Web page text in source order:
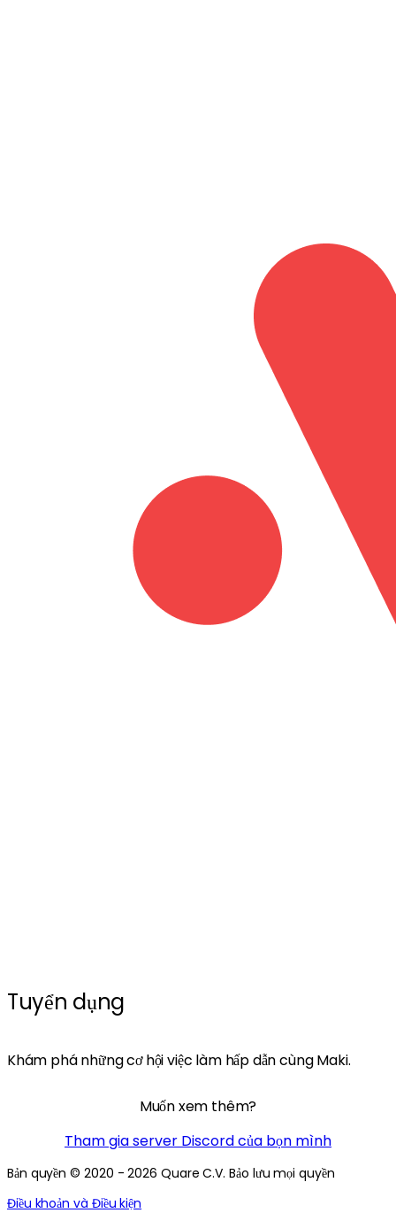
Tuyển dụng
Khám phá những cơ hội việc làm hấp dẫn cùng Maki.
Muốn xem thêm?
Tham gia server Discord của bọn mình
Bản quyền © 2020 - 2026 Quare C.V. Bảo lưu mọi quyền
Điều khoản và Điều kiện